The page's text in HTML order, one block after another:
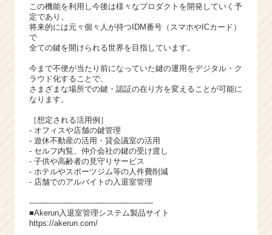
この機能を利用し今後は様々なプロダクトを開発していく予
定であり、
将来的には元々個々人が持つIDM番号（スマホやICカード）
で
全ての鍵を開けられる世界を目指しています。
今まで不便が当たり前になっていた鍵の運用をデジタル・ク
ラウド化することで、
さまざまな場所での鍵・認証の在り方を変えることが可能に
なります。
［想定される活用例］
- オフィスや店舗の鍵管理
- 遊休不動産の活用・貸会議室の活用
- セルフ内覧、仲介会社の鍵の受け渡し
- 子供や高齢者の見守りサービス
- ホテルやスポーツジム等の人件費削減
- 店舗でのアルバイトの入退室管理
---------------------------------------------------
■Akerun入退室管理システム製品サイト
https://akerun.com/